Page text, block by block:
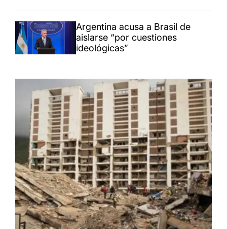
Argentina acusa a Brasil de
aislarse “por cuestiones
ideológicas”